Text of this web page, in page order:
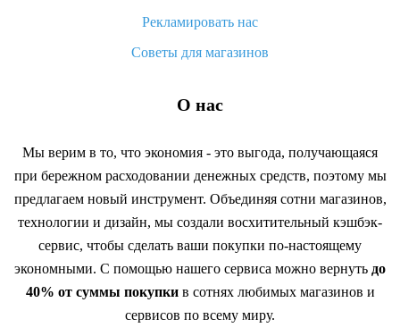
Рекламировать нас
Советы для магазинов
О нас
Мы верим в то, что экономия - это выгода, получающаяся
при бережном расходовании денежных средств, поэтому мы
предлагаем новый инструмент. Объединяя сотни магазинов,
технологии и дизайн, мы создали восхитительный кэшбэк-
сервис, чтобы сделать ваши покупки по-настоящему
экономными. С помощью нашего сервиса можно вернуть до
40% от суммы покупкив сотнях любимых магазинов и
сервисов по всему миру.